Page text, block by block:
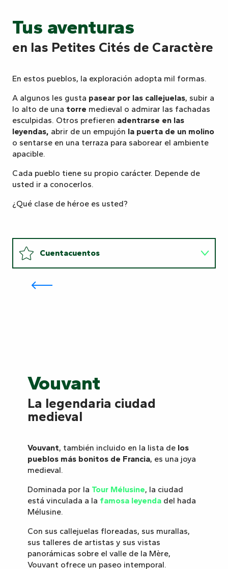
Tus aventuras
en las Petites Cités de Caractère
En estos pueblos, la exploración adopta mil formas.
A algunos les gusta pasear por las callejuelas, subir a
lo alto de una torre medieval o admirar las fachadas
esculpidas. Otros prefieren adentrarse en las
leyendas, abrir de un empujón la puerta de un molino
o sentarse en una terraza para saborear el ambiente
apacible.
Cada pueblo tiene su propio carácter. Depende de
usted ir a conocerlos.
¿Qué clase de héroe es usted?
Cuentacuentos
Nuevos exploradores
Cuentacuentos
Conviértase en molinero por un
día: en la Maison de la Meunerie
Nuevos
Guardianes
Vouvant
La legendaria ciudad
medieval
Vouvant, también incluido en la lista de los
pueblos más bonitos de Francia, es una joya
medieval.
Dominada por la Tour Mélusine, la ciudad
está vinculada a la famosa leyenda del hada
Mélusine.
Con sus callejuelas floreadas, sus murallas,
sus talleres de artistas y sus vistas
panorámicas sobre el valle de la Mère,
Vouvant ofrece un paseo intemporal.